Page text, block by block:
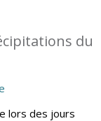
du
lors des jours